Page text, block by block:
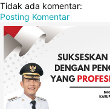
Tidak ada komentar:
Posting Komentar